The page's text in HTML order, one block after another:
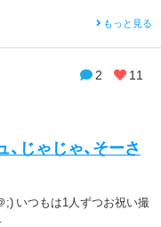
もっと見る
2 11
じゃじゃ、そーさ
;) いつもは1人ずつお祝い撮